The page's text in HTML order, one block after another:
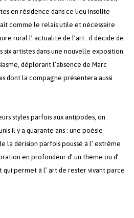
est vide.
en résidence dans ce lieu insolite
comme le relais utile et nécessaire
rural l’ actualité de l’art : il décide de
artistes dans une nouvelle exposition.
déplorant l’absence de Marc
dont la compagne présentera aussi
styles parfois aux antipodes, on
il y a quarante ans : une poésie
la dérision parfois poussé à l’ extrême
en profondeur d’ un thème ou d’
permet à l’ art de rester vivant parce